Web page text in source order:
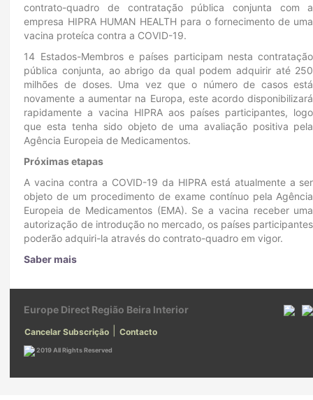
contrato-quadro de contratação pública conjunta com a
empresa HIPRA HUMAN HEALTH para o fornecimento de uma
vacina proteíca contra a COVID-19.
14 Estados-Membros e países participam nesta contratação
pública conjunta, ao abrigo da qual podem adquirir até 250
milhões de doses. Uma vez que o número de casos está
novamente a aumentar na Europa, este acordo disponibilizará
rapidamente a vacina HIPRA aos países participantes, logo
que esta tenha sido objeto de uma avaliação positiva pela
Agência Europeia de Medicamentos.
Próximas etapas
A vacina contra a COVID-19 da HIPRA está atualmente a ser
objeto de um procedimento de exame contínuo pela Agência
Europeia de Medicamentos (EMA). Se a vacina receber uma
autorização de introdução no mercado, os países participantes
poderão adquiri-la através do contrato-quadro em vigor.
Saber mais
Europe Direct Região Beira Interior
Cancelar Subscrição Contacto
2019 All Rights Reserved